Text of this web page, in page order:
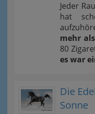
Jeder
hat
mehr
80
es war
Die
Sonne